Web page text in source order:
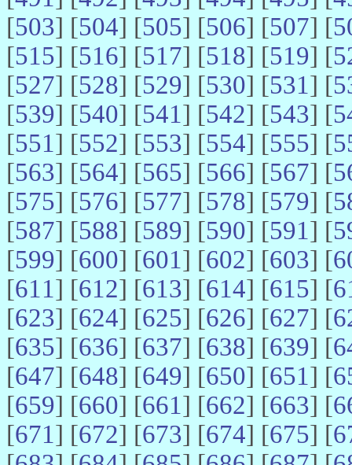
[503] [504] [505] [506] [507] [
[515] [516] [517] [518] [519] [
[527] [528] [529] [530] [531] [
[539] [540] [541] [542] [543] [
[551] [552] [553] [554] [555] [
[563] [564] [565] [566] [567] [
[575] [576] [577] [578] [579] [
[587] [588] [589] [590] [591] [
[599] [600] [601] [602] [603] [
[611] [612] [613] [614] [615] [
[623] [624] [625] [626] [627] [
[635] [636] [637] [638] [639] [
[647] [648] [649] [650] [651] [
[659] [660] [661] [662] [663] [
[671] [672] [673] [674] [675] [